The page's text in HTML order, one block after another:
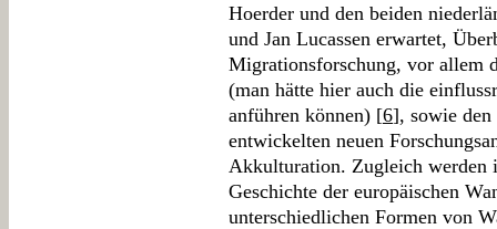
Hoerder und den beiden
und Jan Lucassen erwartet,
Migrationsforschung, vor allem
(man hätte hier auch die
anführen können) [6], sowie den
entwickelten neuen
Akkulturation. Zugleich werden
Geschichte der europäischen
unterschiedlichen Formen von